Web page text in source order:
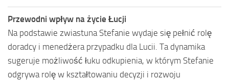
Przewodni wpływ na życie Łucji
Na podstawie zwiastuna Stefanie wydaje się pełnić rolę
doradcy i menedżera przypadku dla Lucii. Ta dynamika
sugeruje możliwość łuku odkupienia, w którym Stefanie
odgrywa rolę w kształtowaniu decyzji i rozwoju